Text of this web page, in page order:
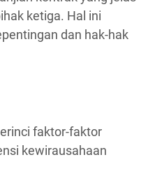
ketiga. Hal ini
dan hak-hak
faktor-faktor
kewirausahaan